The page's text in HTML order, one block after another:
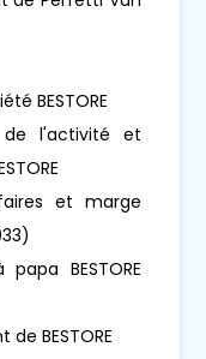
BESTORE
de l'activité et
et marge
BESTORE
BESTORE